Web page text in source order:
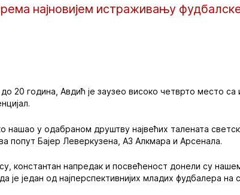
најновијем истраживању
20 година, Авдић је заузео високо четврто место
нашао у одабраном друштву највећих талената
попут Бајер Леверкузена, АЗ Алкмара и Арсенала.
константан напредак и посвећеност донели су
један од најперспективнијих младих фудбалера на